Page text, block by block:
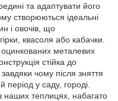
та адаптувати його
створюються ідеальні
і овочів, що
квасоля або кабачки.
оцинкованих металевих
стійка до
чому після зняття
у саду, городі.
наших теплицях, набагато